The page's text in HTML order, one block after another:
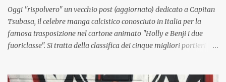
Mazzocchi, Cajuste, Folorunsho, Lindstrom...
Oggi "rispolvero" un vecchio post (aggiornato) dedicato a Capitan
Tsubasa, il celebre manga calcistico conosciuto in Italia per la
famosa trasposizione nel cartone animato "Holly e Benji i due
fuoriclasse". Si tratta della classifica dei cinque migliori portieri